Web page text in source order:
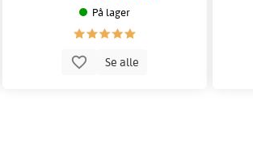
På lager
Se alle